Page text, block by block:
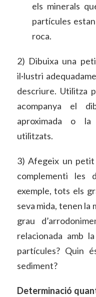
els minerals
partícules
roca.
2) Dibuixa una
il·lustri
descriure. Utilitza
acompanya el
aproximada o la
utilitzats.
3) Afegeix un petit
complementi les
exemple, tots els
seva mida, tenen
grau
relacionada amb
partícules? Quin
sediment?
Determinació